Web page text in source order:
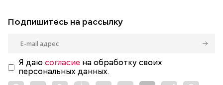
Подпишитесь на рассылку
Я даю согласие на обработку своих
персональных данных.